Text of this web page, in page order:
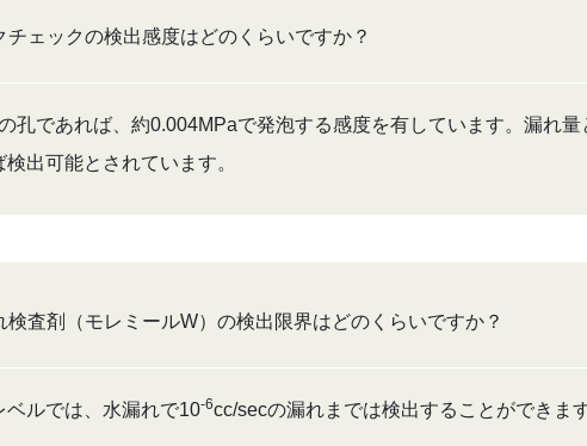
チェックの検出感度はどのくらいですか？
孔であれば、約0.004MPaで発泡する感度を有しています。漏れ
検出可能とされています。
検査剤（モレミールW）の検出限界はどのくらいですか？
ベルでは、水漏れで10-6cc/secの漏れまでは検出することができます